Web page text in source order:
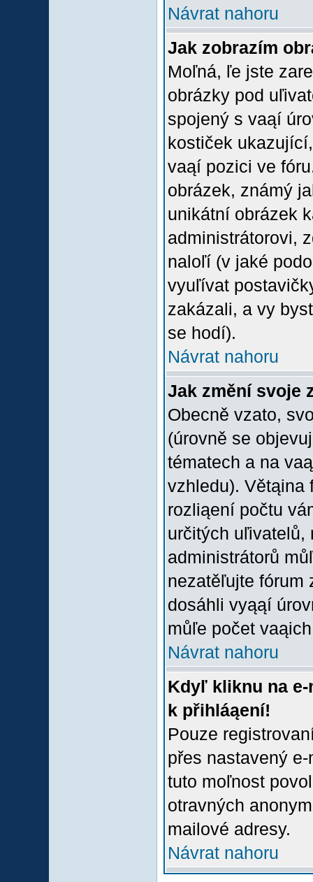
Návrat nahoru
Jak zobrazím
Moľná, ľe jste
obrázky pod
spojený s vaąí
kostiček
vaąí pozici ve
obrázek, známý
unikátní obrázek
administrátorovi,
naloľí (v jaké
vyuľívat
zakázali, a vy
se hodí).
Návrat nahoru
Jak změní svoje
Obecně vzato,
(úrovně se
tématech a na
vzhledu). Větąina
rozliąení počtu
určitých uľivatelů,
administrátorů
nezatěľujte fórum
dosáhli vyąąí
můľe počet
Návrat nahoru
Kdyľ kliknu na
k přihláąení!
Pouze
přes nastavený
tuto moľnost
otravných
mailové adresy.
Návrat nahoru